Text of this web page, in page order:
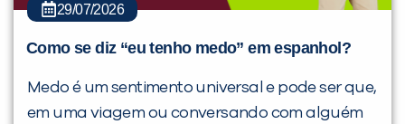
29/07/2026
Como se diz “eu tenho medo” em espanhol?
Medo é um sentimento universal e pode ser que,
em uma viagem ou conversando com alguém